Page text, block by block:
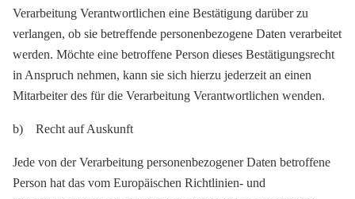
Verarbeitung Verantwortlichen eine Bestätigung darüber zu
verlangen, ob sie betreffende personenbezogene Daten verarbeitet
werden. Möchte eine betroffene Person dieses Bestätigungsrecht
in Anspruch nehmen, kann sie sich hierzu jederzeit an einen
Mitarbeiter des für die Verarbeitung Verantwortlichen wenden.
b) Recht auf Auskunft
Jede von der Verarbeitung personenbezogener Daten betroffene
Person hat das vom Europäischen Richtlinien- und